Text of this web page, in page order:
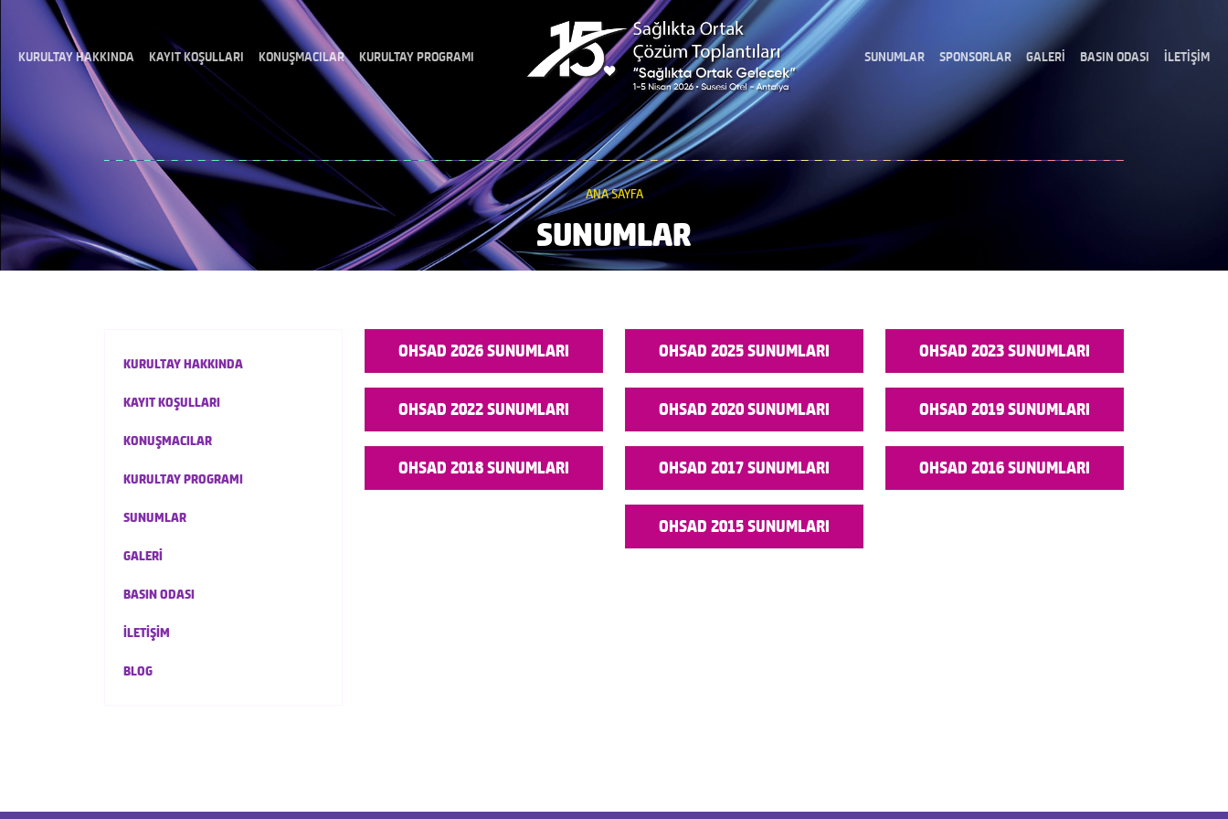
KURULTAY HAKKINDA KAYIT KOŞULLARI KONUŞMACILAR KURULTAY PROGRAMI SUNUMLAR SPONSORLAR GALERİ BASIN ODASI İLETİŞİM
ANA SAYFA
SUNUMLAR
OHSAD 2026 SUNUMLARI OHSAD 2025 SUNUMLARI OHSAD 2023 SUNUMLARI
OHSAD 2022 SUNUMLARI OHSAD 2020 SUNUMLARI OHSAD 2019 SUNUMLARI
OHSAD 2018 SUNUMLARI OHSAD 2017 SUNUMLARI OHSAD 2016 SUNUMLARI
OHSAD 2015 SUNUMLARI
KURULTAY HAKKINDA
KAYIT KOŞULLARI
KONUŞMACILAR
KURULTAY PROGRAMI
SUNUMLAR
GALERİ
BASIN ODASI
İLETİŞİM
BLOG